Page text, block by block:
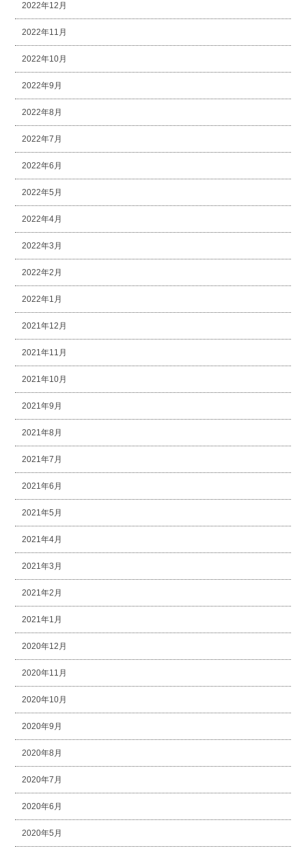
2022年12月
2022年11月
2022年10月
2022年9月
2022年8月
2022年7月
2022年6月
2022年5月
2022年4月
2022年3月
2022年2月
2022年1月
2021年12月
2021年11月
2021年10月
2021年9月
2021年8月
2021年7月
2021年6月
2021年5月
2021年4月
2021年3月
2021年2月
2021年1月
2020年12月
2020年11月
2020年10月
2020年9月
2020年8月
2020年7月
2020年6月
2020年5月